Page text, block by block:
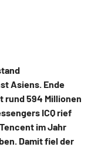
Asiens. Ende
rund 594 Millionen
ICQ rief
im Jahr
Damit fiel der